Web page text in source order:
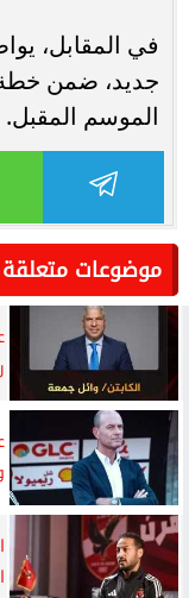
في المقابل،
جديد، ضمن خطة
الموسم المقبل.
موضوعات متعلقة